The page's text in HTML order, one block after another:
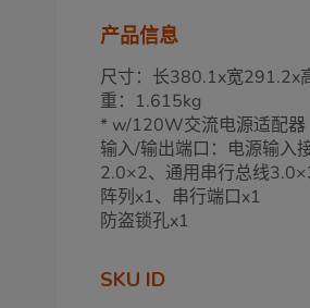
产品信息
尺寸：长380.1x宽291.2x
重：1.615kg
* w/120W交流电源适配器
输入/输出端口：电源输入
2.0×2、通用串行总线
阵列x1、串行端口x1
防盗锁孔x1
SKU ID